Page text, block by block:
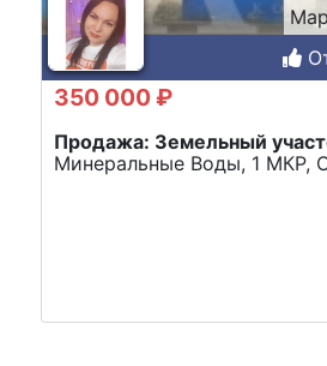
350 000 ₽
Продажа: Земельный
Минеральные Воды, 1 МКР,